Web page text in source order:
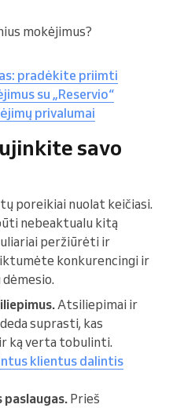
mokėjimus?
pradėkite priimti
su „Reservio“
privalumai
savo
poreikiai nuolat keičiasi.
nebeaktualu kitą
peržiūrėti ir
konkurencingi ir
Atsiliepimai ir
suprasti, kas
ką verta tobulinti.
klientus dalintis
paslaugas. Prieš